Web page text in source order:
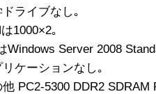
ライブなし｡
1000×2｡
Windows Server 2008
リケーションなし｡
他 PC2-5300 DDR2 SDRAM